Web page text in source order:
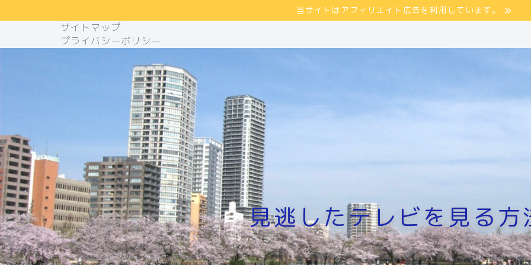
当サイトはアフィリエイト広告を利用しています。
サイトマップ
プライバシーポリシー
見逃したテレビを見る方